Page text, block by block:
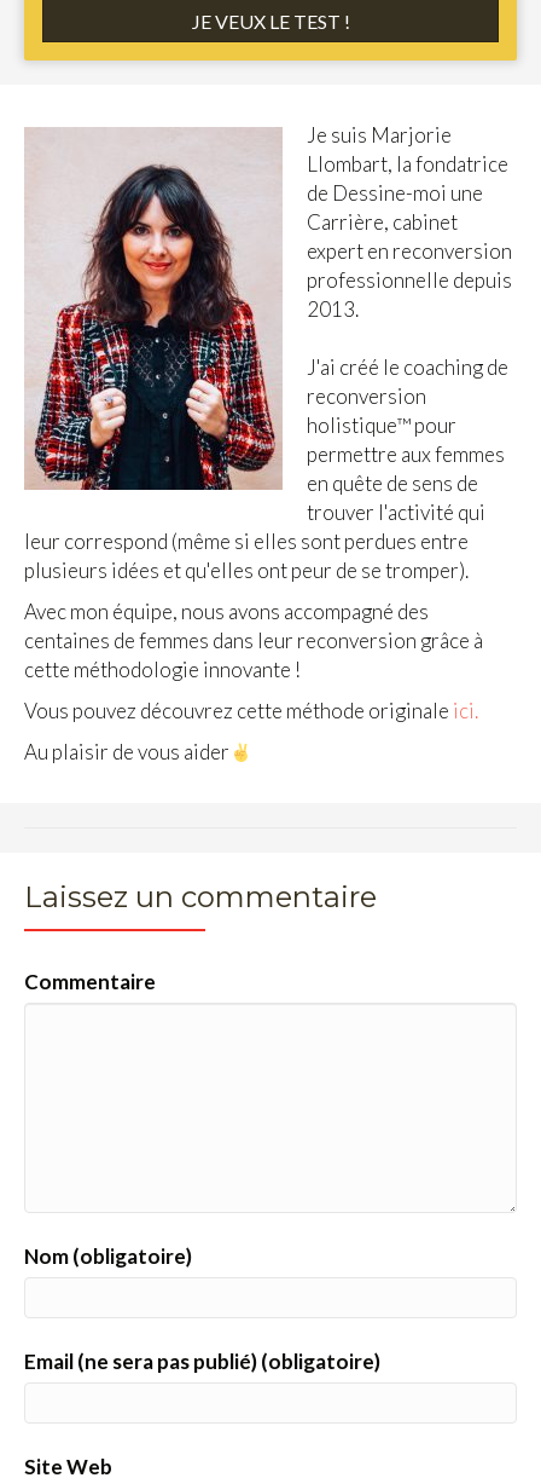
t
o
JE VEUX LE TEST !
Je suis Marjorie
Llombart, la fondatrice
de Dessine-moi une
Carrière, cabinet
expert en reconversion
professionnelle depuis
2013.
J'ai créé le coaching de
reconversion
holistique™ pour
permettre aux femmes
en quête de sens de
trouver l'activité qui
leur correspond (même si elles sont perdues entre
plusieurs idées et qu'elles ont peur de se tromper).
Avec mon équipe, nous avons accompagné des
centaines de femmes dans leur reconversion grâce à
cette méthodologie innovante !
Vous pouvez découvrez cette méthode originale ici.
Au plaisir de vous aider
Laissez un commentaire
Commentaire
Nom (obligatoire)
Email (ne sera pas publié) (obligatoire)
Site Web